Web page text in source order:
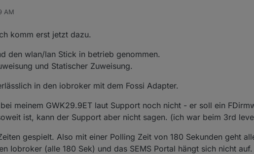
also auch nicht so toll.
ich mich noch nicht wie ich das mache. Aber ich denke es läuft auf ioBroker
die Daten schicken.
Ideen offen.
AM
komm erst jetzt dazu.
den wlan/lan Stick in betrieb genommen.
und Statischer Zuweisung.
in den iobroker mit dem Fossi Adapter.
meinem GWK29.9ET laut Support noch nicht - er soll ein
ist, kann der Support aber nicht sagen. (ich war beim 3rd
gespielt. Also mit einer Polling Zeit von 180 Sekunden geht
Iobroker (alle 180 Sek) und das SEMS Portal hängt sich nicht auf.